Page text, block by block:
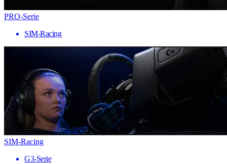
PRO-Serie
SIM-Racing
SIM-Racing
G3-Serie